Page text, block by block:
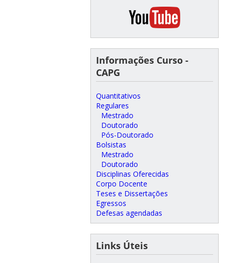
Informações Curso -
CAPG
Quantitativos
Regulares
Mestrado
Doutorado
Pós-Doutorado
Bolsistas
Mestrado
Doutorado
Disciplinas Oferecidas
Corpo Docente
Teses e Dissertações
Egressos
Defesas agendadas
Links Úteis